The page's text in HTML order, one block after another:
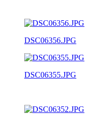
DSC06356.JPG
DSC06355.JPG